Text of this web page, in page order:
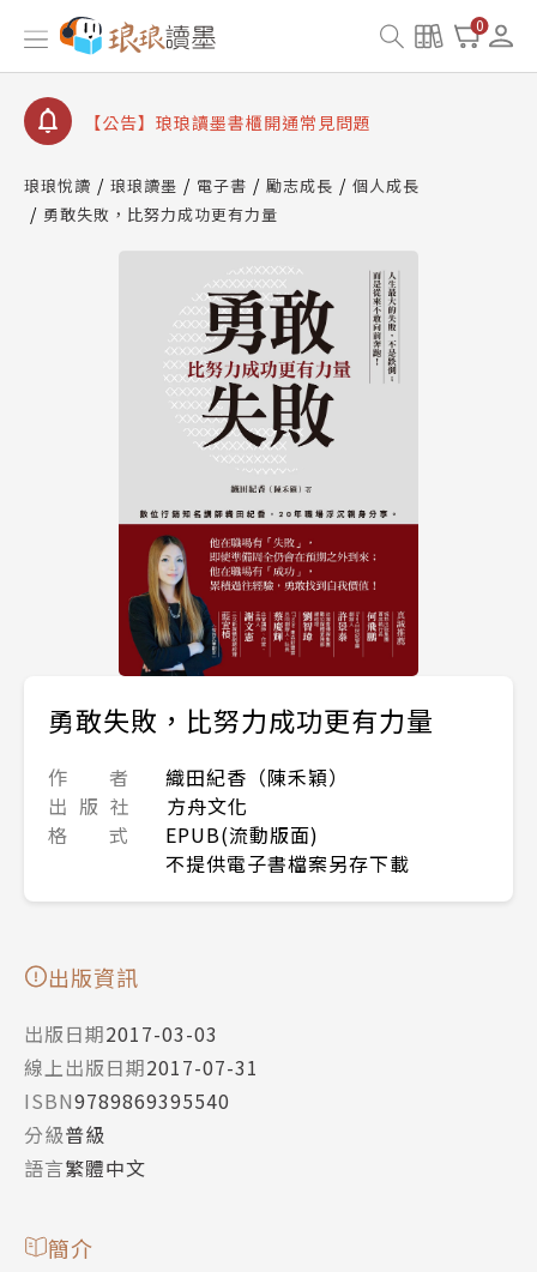
0
【公告】因 Readmoo 讀墨系統維護中，本站同步暫
停部分閱讀服務
【公告】琅琅讀墨數位閱讀資產合併與書櫃開通申請
【公告】琅琅讀墨書櫃開通常見問題
請圖文教學
【公告】琅琅書店服務升級重要說明及資產合併結果
查詢
【公告】因 Readmoo 讀墨系統維護中，本站同步暫
琅琅悅讀 琅琅讀墨 電子書 勵志成長
個人成長
勇敢失敗，比努力成功更有力量
勇敢失敗，比努力成功更有力量
作 者
織田紀香（陳禾穎）
出 版 社
方舟文化
格 式
EPUB(流動版面)
不提供電子書檔案另存下載
出版資訊
出版日期2017-03-03
線上出版日期2017-07-31
ISBN9789869395540
分級普級
語言繁體中文
簡介